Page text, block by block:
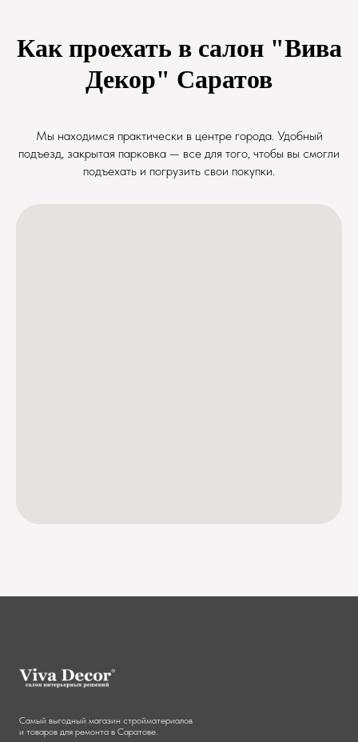
Как проехать в салон "Вива
Декор" Саратов
Мы находимся практически в центре города. Удобный
подъезд, закрытая парковка — все для того, чтобы вы смогли
подъехать и погрузить свои покупки.
Самый выгодный магазин стройматериалов
и товаров для ремонта в Саратове.